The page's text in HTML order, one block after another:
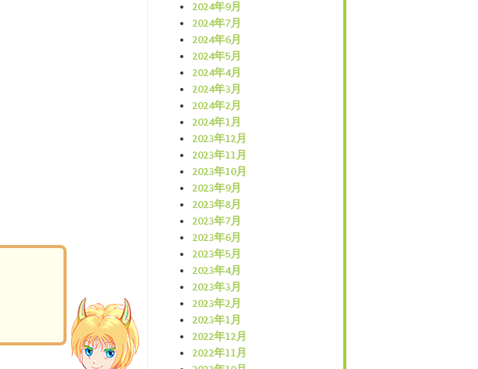
2024年9月
2024年7月
2024年6月
2024年5月
2024年4月
2024年3月
2024年2月
2024年1月
2023年12月
2023年11月
2023年10月
2023年9月
2023年8月
2023年7月
2023年6月
2023年5月
2023年4月
2023年3月
2023年2月
2023年1月
2022年12月
2022年11月